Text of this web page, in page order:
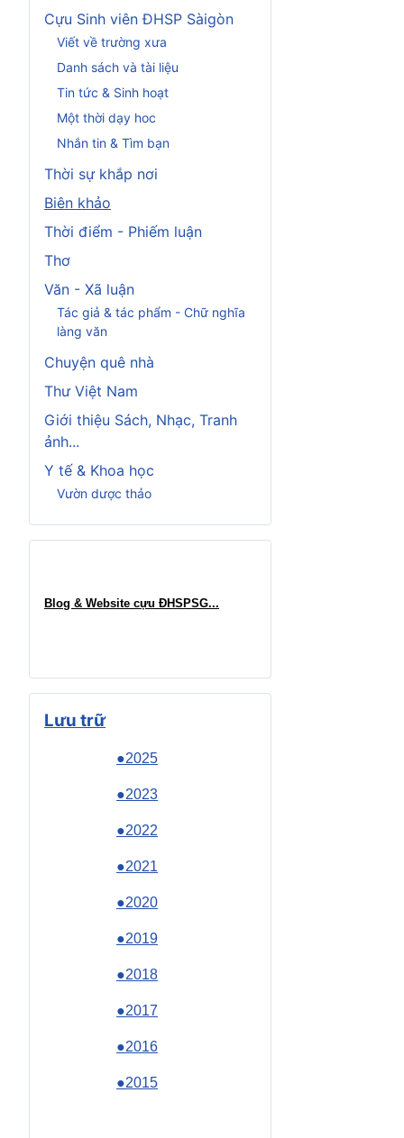
Cựu Sinh viên ĐHSP Sàigòn
Viết về trường xưa
Danh sách và tài liệu
Tin tức & Sinh hoạt
Một thời dạy hoc
Nhắn tin & Tìm bạn
Thời sự khắp nơi
Biên khảo
Thời điểm - Phiếm luận
Thơ
Văn - Xã luận
Tác giả & tác phẩm - Chữ nghĩa
làng văn
Chuyện quê nhà
Thư Việt Nam
Giới thiệu Sách, Nhạc, Tranh
ảnh...
Y tế & Khoa học
Vườn dược thảo
Blog & Website cựu ĐHSPSG...
Lưu trữ
●2025
●2023
●2022
●2021
●2020
●2019
●2018
●2017
●2016
●2015